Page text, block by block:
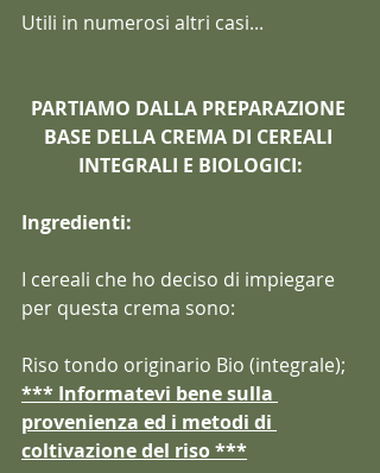
Utili in numerosi altri casi...
PARTIAMO DALLA PREPARAZIONE
BASE DELLA CREMA DI CEREALI
INTEGRALI E BIOLOGICI:
Ingredienti:
I cereali che ho deciso di impiegare
per questa crema sono:
Riso tondo originario Bio (integrale);
*** Informatevi bene sulla
provenienza ed i metodi di
coltivazione del riso ***